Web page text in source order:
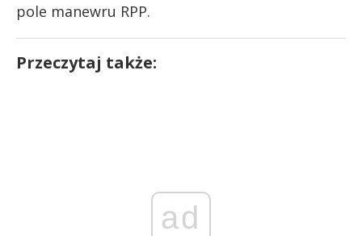
pole manewru RPP.
Przeczytaj także:
ad